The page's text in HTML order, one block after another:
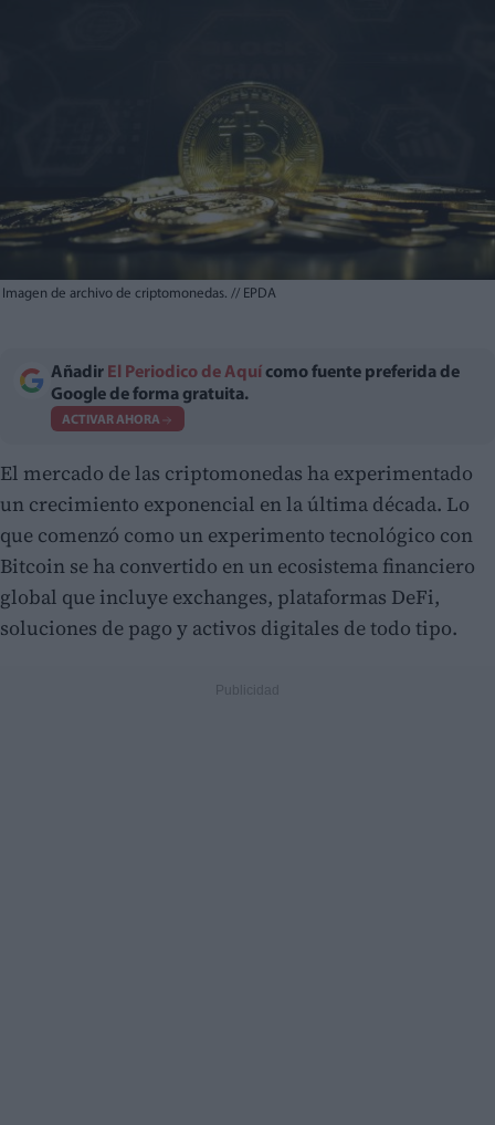
Imagen de archivo de criptomonedas. // EPDA
Añadir El Periodico de Aquí como fuente preferida de
Google de forma gratuita.
ACTIVAR AHORA
El mercado de las criptomonedas ha experimentado
un crecimiento exponencial en la última década. Lo
que comenzó como un experimento tecnológico con
Bitcoin se ha convertido en un ecosistema financiero
global que incluye exchanges, plataformas DeFi,
soluciones de pago y activos digitales de todo tipo.